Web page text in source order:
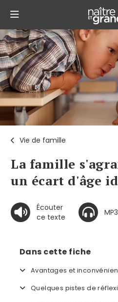
Vie de famille
La famille
un écart d'âge
Écouter
ce texte
MP3
Dans cette fiche
Avantages et
Quelques pistes de